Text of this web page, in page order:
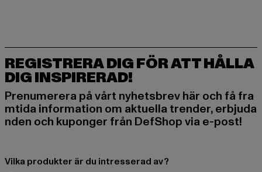
REGISTRERA DIG FÖR ATT HÅLLA
DIG INSPIRERAD!
Prenumerera på vårt nyhetsbrev här och få fra
mtida information om aktuella trender, erbjuda
nden och kuponger från DefShop via e-post!
Vilka produkter är du intresserad av?